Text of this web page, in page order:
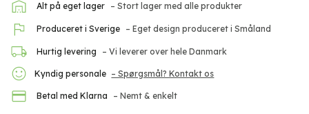
Alt på eget lager – Stort lager med alle produkter
Produceret i Sverige – Eget design produceret i Småland
Hurtig levering – Vi leverer over hele Danmark
Kyndig personale – Spørgsmål? Kontakt os
Betal med Klarna – Nemt & enkelt